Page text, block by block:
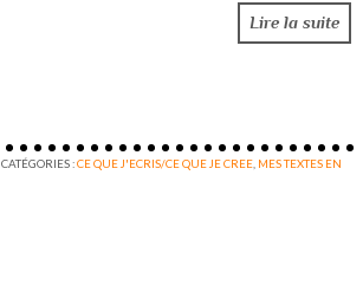
Lire la suite
CATÉGORIES :CE QUE J'ECRIS/CE QUE JE CREE MES TEXTES EN